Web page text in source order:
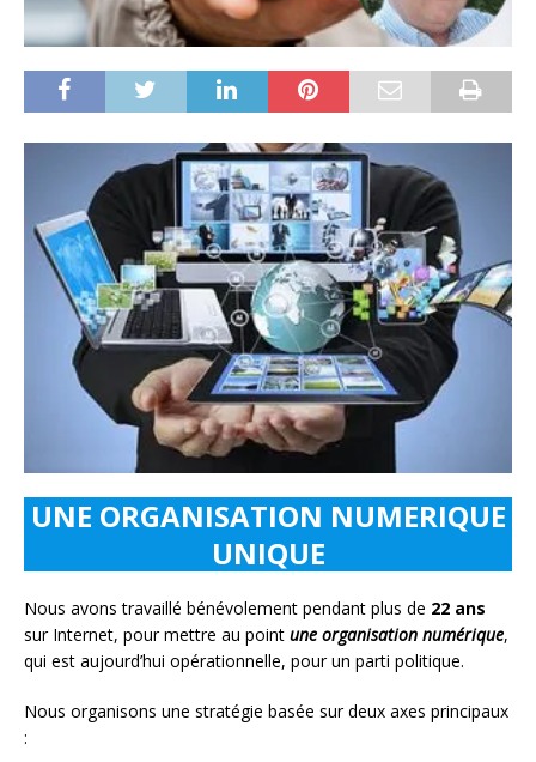
UNE ORGANISATION NUMERIQUE
UNIQUE
Nous avons travaillé bénévolement pendant plus de 22 ans
sur Internet, pour mettre au point une organisation numérique,
qui est aujourd’hui opérationnelle, pour un parti politique.
Nous organisons une stratégie basée sur deux axes principaux
: